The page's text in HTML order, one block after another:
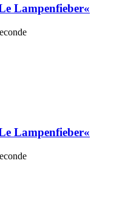
Lampenfieber«
Lampenfieber«